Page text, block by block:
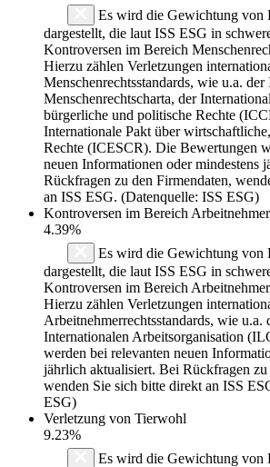
Es wird die Gewichtung von
dargestellt, die laut ISS ESG in
Kontroversen im Bereich
Hierzu zählen Verletzungen
Menschenrechtsstandards, wie u.a. der
Menschenrechtscharta, der
bürgerliche und politische Rechte
Internationale Pakt über
Rechte (ICESCR). Die Bewertungen
neuen Informationen oder mindestens
Rückfragen zu den Firmendaten,
an ISS ESG. (Datenquelle: ISS ESG)
Kontroversen im Bereich
4.39%
Es wird die Gewichtung von
dargestellt, die laut ISS ESG in
Kontroversen im Bereich
Hierzu zählen Verletzungen
Arbeitnehmerrechtsstandards, wie
Internationalen Arbeitsorganisation
werden bei relevanten neuen
jährlich aktualisiert. Bei Rückfragen zu
wenden Sie sich bitte direkt an ISS
ESG)
Verletzung von Tierwohl
9.23%
Es wird die Gewichtung von